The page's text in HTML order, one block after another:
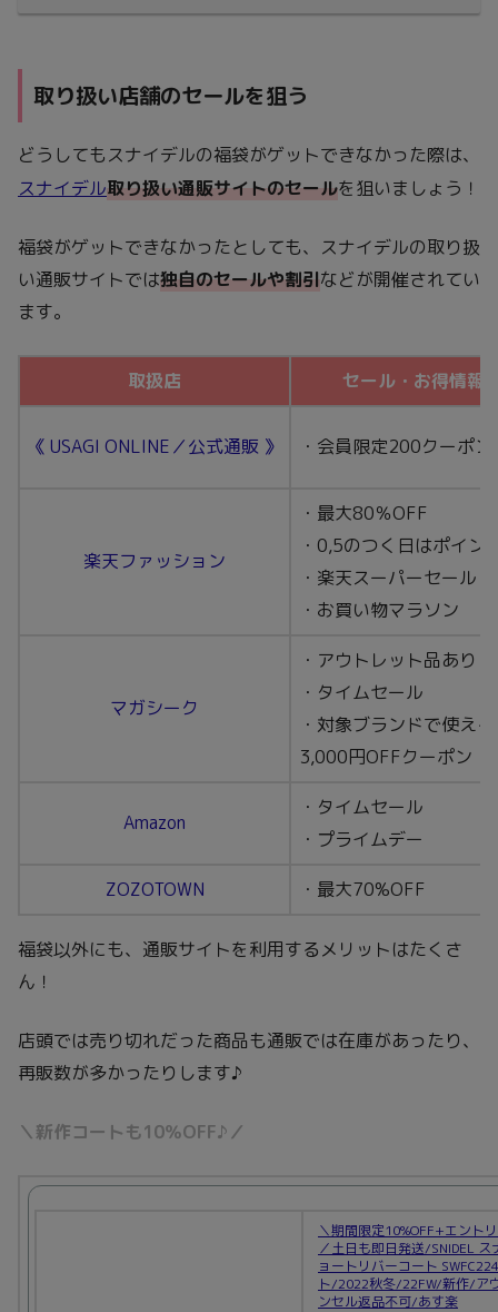
取り扱い店舗のセールを狙う
どうしてもスナイデルの福袋がゲットできなかった際は、
スナイデル取り扱い通販サイトのセールを狙いましょう！
福袋がゲットできなかったとしても、スナイデルの取り扱
い通販サイトでは独自のセールや割引などが開催されてい
ます。
取扱店 セール・お得情報
《 USAGI ONLINE／公式通販 》 ・会員限定200クーポン
楽天ファッション
・最大80％OFF
・0,5のつく日はポイン
・楽天スーパーセール
・お買い物マラソン
マガシーク
・アウトレット品あり
・タイムセール
・対象ブランドで使える
3,000円OFFクーポン
Amazon
・タイムセール
・プライムデー
ZOZOTOWN ・最大70%OFF
福袋以外にも、通販サイトを利用するメリットはたくさ
ん！
店頭では売り切れだった商品も通販では在庫があったり、
再販数が多かったりします♪
＼新作コートも10％OFF♪／
＼期間限定10%OFF+エント
／土日も即日発送/SNIDEL
ョートリバーコート
ト/2022秋冬/22FW/新作/ア
ンセル返品不可/あす楽